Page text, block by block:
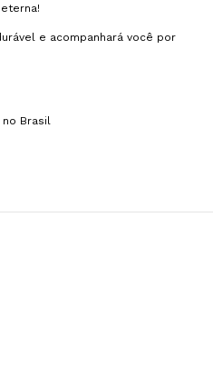
e acompanhará você por
Brasil